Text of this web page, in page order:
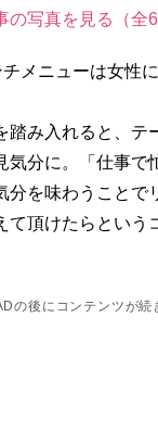
の写真を見る（全6
メニューは女性
み入れると、テ
気分に。「仕事で
分を味わうことで
て頂けたらという
の後にコンテンツが続